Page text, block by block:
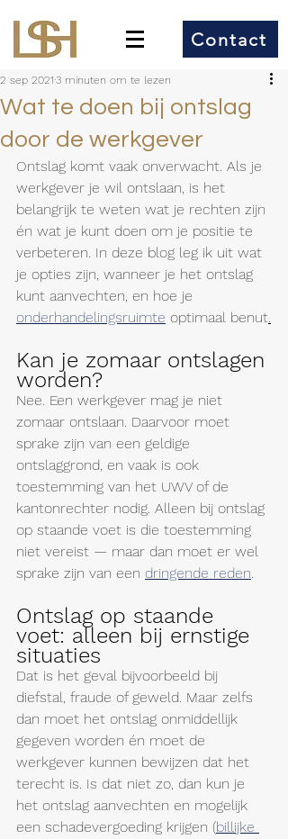
Contact
Wat te doen bij ontslag
door de werkgever
2 sep 2021 3 minuten om te lezen
Ontslag komt vaak onverwacht. Als je
werkgever je wil ontslaan, is het
belangrijk te weten wat je rechten zijn
én wat je kunt doen om je positie te
verbeteren. In deze blog leg ik uit wat
je opties zijn, wanneer je het ontslag
kunt aanvechten, en hoe je
onderhandelingsruimte optimaal benut.
Kan je zomaar ontslagen
worden?
Nee. Een werkgever mag je niet
zomaar ontslaan. Daarvoor moet
sprake zijn van een geldige
ontslaggrond, en vaak is ook
toestemming van het UWV of de
kantonrechter nodig. Alleen bij ontslag
op staande voet is die toestemming
niet vereist — maar dan moet er wel
sprake zijn van een dringende reden.
Ontslag op staande
voet: alleen bij ernstige
situaties
Dat is het geval bijvoorbeeld bij
diefstal, fraude of geweld. Maar zelfs
dan moet het ontslag onmiddellijk
gegeven worden én moet de
werkgever kunnen bewijzen dat het
terecht is. Is dat niet zo, dan kun je
het ontslag aanvechten en mogelijk
een schadevergoeding krijgen (billijke